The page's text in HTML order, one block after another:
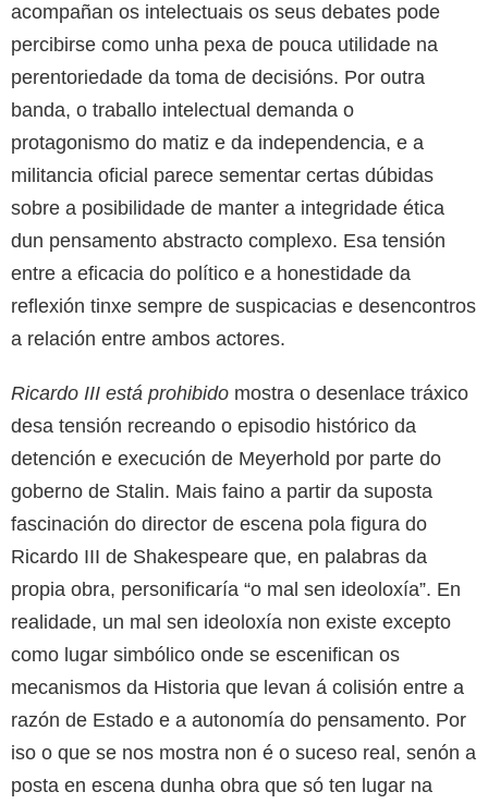
acompañan os intelectuais os seus debates pode
percibirse como unha pexa de pouca utilidade na
perentoriedade da toma de decisións. Por outra
banda, o traballo intelectual demanda o
protagonismo do matiz e da independencia, e a
militancia oficial parece sementar certas dúbidas
sobre a posibilidade de manter a integridade ética
dun pensamento abstracto complexo. Esa tensión
entre a eficacia do político e a honestidade da
reflexión tinxe sempre de suspicacias e desencontros
a relación entre ambos actores.
Ricardo III está prohibido mostra o desenlace tráxico
desa tensión recreando o episodio histórico da
detención e execución de Meyerhold por parte do
goberno de Stalin. Mais faino a partir da suposta
fascinación do director de escena pola figura do
Ricardo III de Shakespeare que, en palabras da
propia obra, personificaría “o mal sen ideoloxía”. En
realidade, un mal sen ideoloxía non existe excepto
como lugar simbólico onde se escenifican os
mecanismos da Historia que levan á colisión entre a
razón de Estado e a autonomía do pensamento. Por
iso o que se nos mostra non é o suceso real, senón a
posta en escena dunha obra que só ten lugar na